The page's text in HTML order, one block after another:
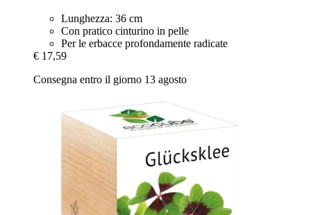
Lunghezza: 36 cm
Con pratico cinturino in pelle
Per le erbacce profondamente radicate
€ 17,59
Consegna entro il giorno 13 agosto